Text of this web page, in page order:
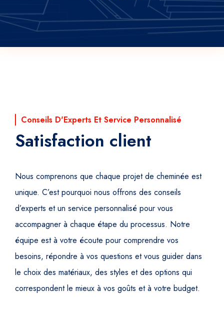
Conseils D'Experts Et Service Personnalisé
Satisfaction client
Nous comprenons que chaque projet de cheminée est
unique. C’est pourquoi nous offrons des conseils
d’experts et un service personnalisé pour vous
accompagner à chaque étape du processus. Notre
équipe est à votre écoute pour comprendre vos
besoins, répondre à vos questions et vous guider dans
le choix des matériaux, des styles et des options qui
correspondent le mieux à vos goûts et à votre budget.